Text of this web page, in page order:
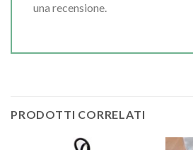
una recensione.
PRODOTTI CORRELATI